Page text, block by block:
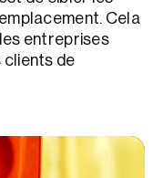
Cela
entreprises
clients de